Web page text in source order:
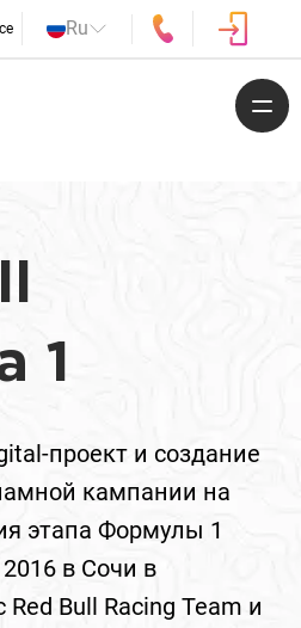
Ru
1
проект и создание
кампании на
этапа Формулы 1
в Сочи в
Red Bull Racing Team и